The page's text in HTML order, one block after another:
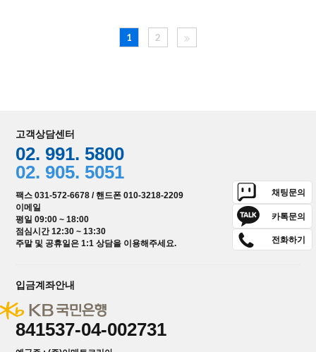
1 2
고객상담센터
02. 991. 5800
02. 905. 5051
팩스 031-572-6678 / 핸드폰 010-3218-2209
이메일
평일 09:00 ~ 18:00
점심시간 12:30 ~ 13:30
주말 및 공휴일은 1:1 상담을 이용해주세요.
채팅문의
카톡문의
전화하기
입금계좌안내
841537-04-002731